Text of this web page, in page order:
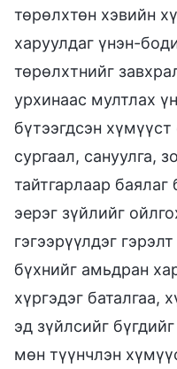
төрөлхтөн хэвийн
харуулдаг үнэн-
төрөлхтнийг
урхинаас мултлах
бүтээгдсэн
сургаал, сануулга,
тайтгарлаар
эерэг зүйлийг
гэгээрүүлдэг
бүхнийг амьдран
хүргэдэг баталгаа,
эд зүйлсийг
мөн түүнчлэн